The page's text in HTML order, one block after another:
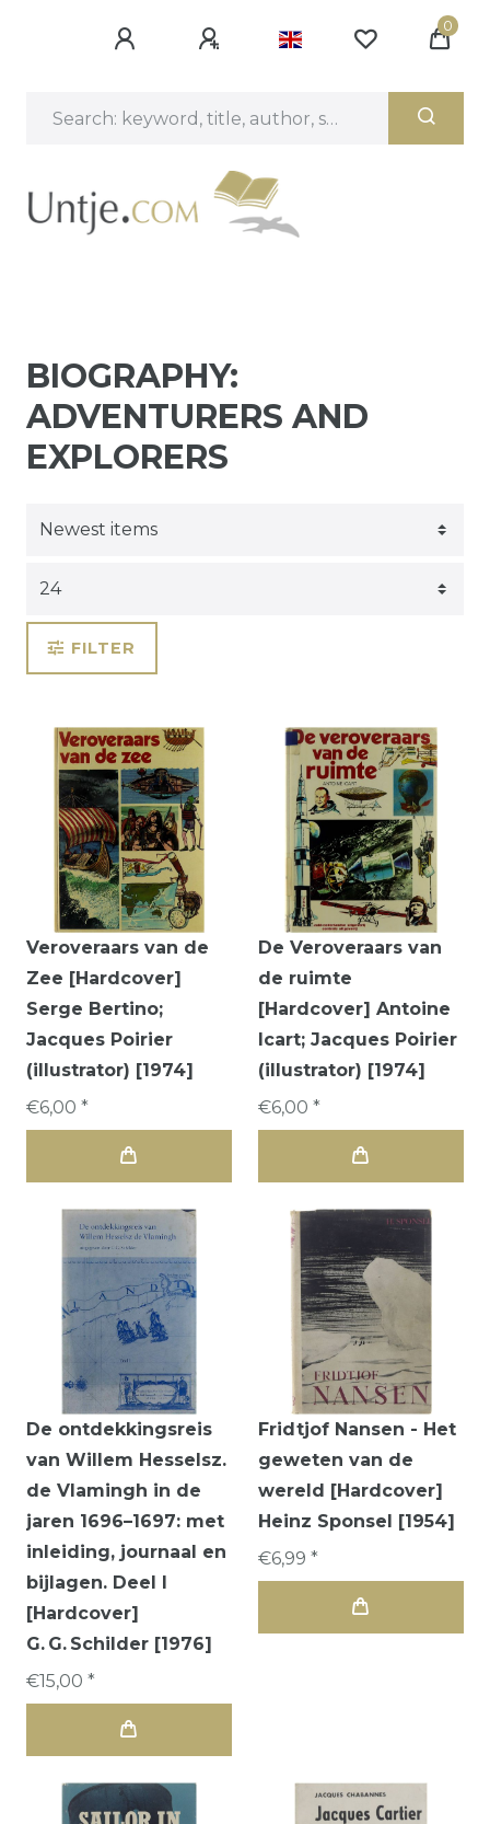
0
BIOGRAPHY:
ADVENTURERS AND
EXPLORERS
FILTER
Veroveraars van de
Zee [Hardcover]
Serge Bertino;
Jacques Poirier
(illustrator) [1974]
€6,00 *
De Veroveraars van
de ruimte
[Hardcover] Antoine
Icart; Jacques Poirier
(illustrator) [1974]
€6,00 *
De ontdekkingsreis
van Willem Hesselsz.
de Vlamingh in de
jaren 1696–1697: met
inleiding, journaal en
bijlagen. Deel I
[Hardcover]
G. G. Schilder [1976]
€15,00 *
Fridtjof Nansen - Het
geweten van de
wereld [Hardcover]
Heinz Sponsel [1954]
€6,99 *